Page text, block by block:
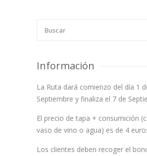
Información
La Ruta dará comienzo del día 1
Septiembre y finaliza el 7 de
El precio de tapa + consumición
vaso de vino o agua) es de 4
Los clientes deben recoger el